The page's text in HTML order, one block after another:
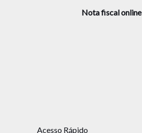
Nota fiscal online
Acesso Rápido